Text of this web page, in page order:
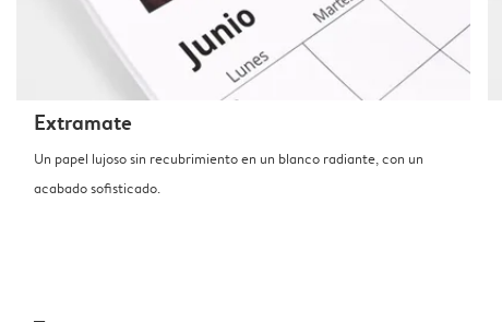
Extramate
Un papel lujoso sin recubrimiento en un blanco radiante, con un
acabado sofisticado.